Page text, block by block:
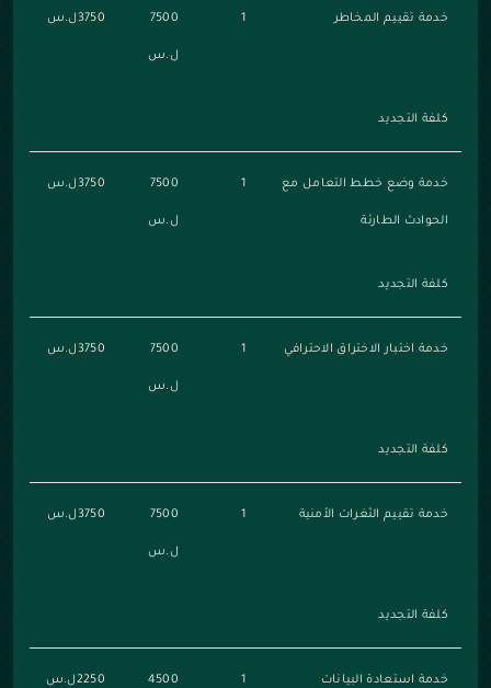
خدمة تقييم المخاطر 1
7500
ل.س
3750ل.س
كلفة التجديد
خدمة وضع خطط التعامل مع
الحوادث الطارئة
1
7500
ل.س
3750ل.س
كلفة التجديد
خدمة اختبار الاختراق الاحترافي 1
7500
ل.س
3750ل.س
كلفة التجديد
خدمة تقييم الثغرات الأمنية 1
7500
ل.س
3750ل.س
كلفة التجديد
خدمة استعادة البيانات 1
4500 2250ل.س